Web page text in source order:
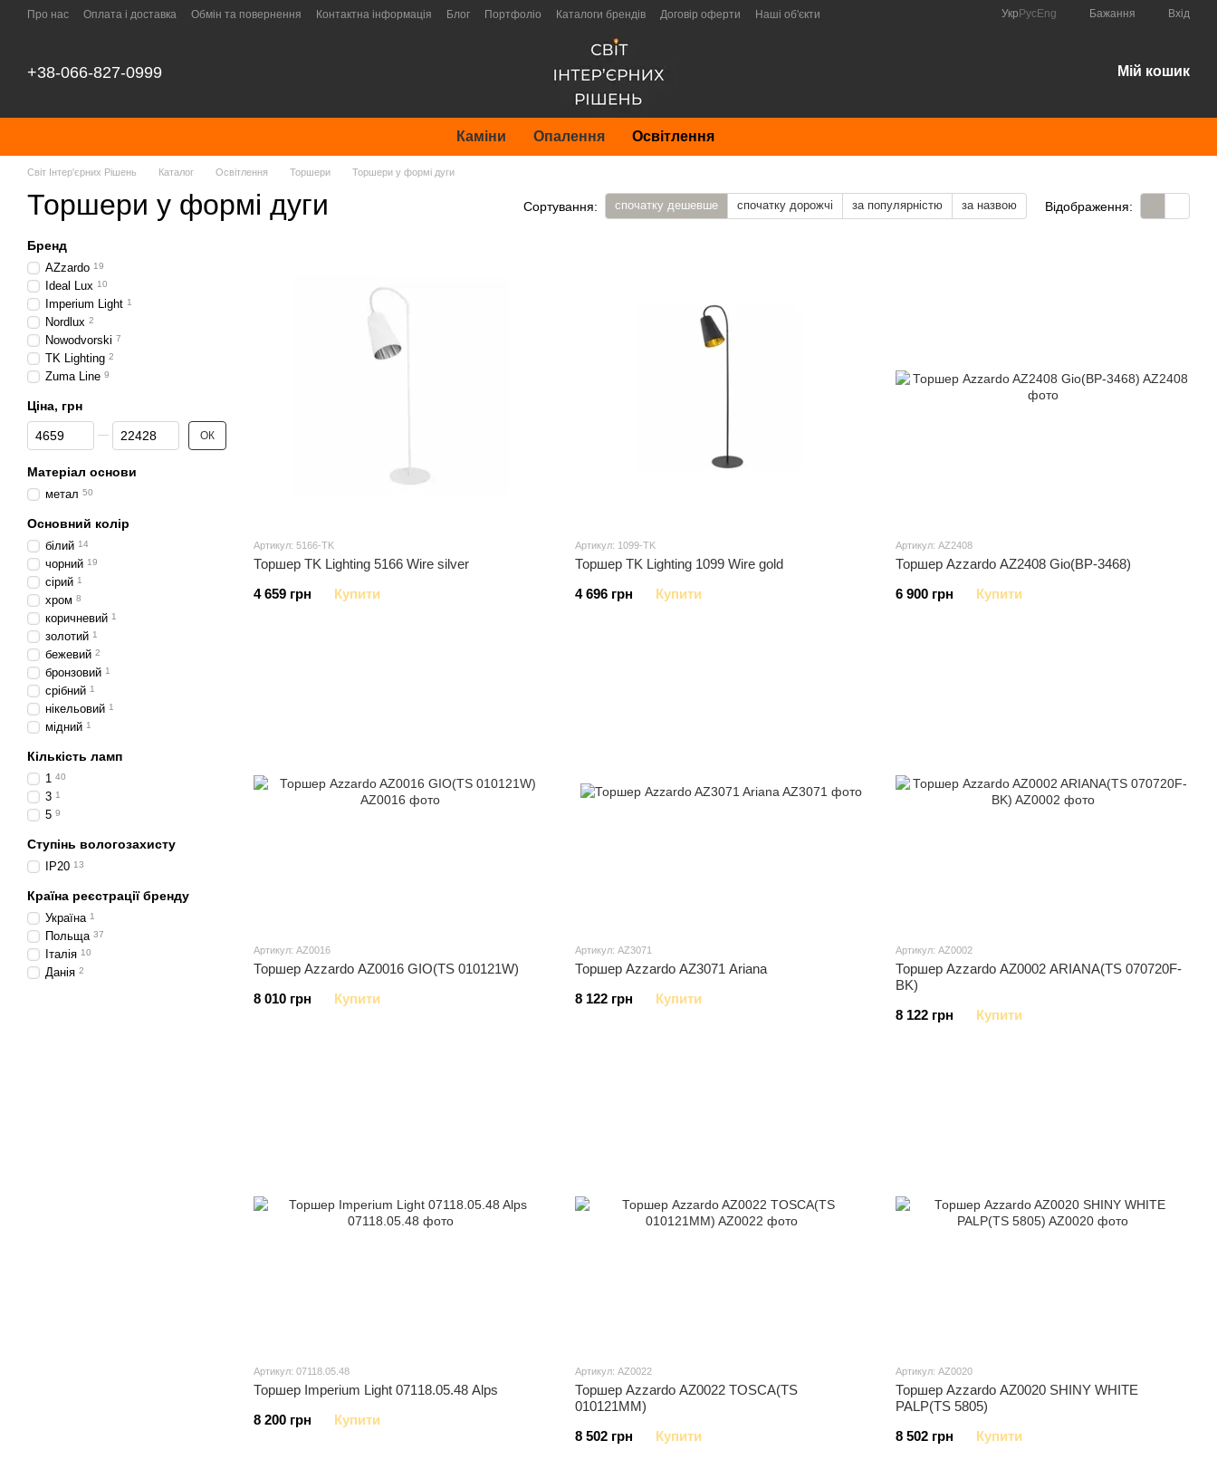
Перейти до основного контенту
Про нас Оплата і доставка Обмін та повернення Контактна інформація Блог Портфоліо Каталоги брендів Договір оферти Наші об'єкти Укр РусEng Бажання Вхід
+38-066-827-0999 Мій кошик
Каміни Опалення Освітлення
Світ Інтер'єрних Рішень Каталог Освітлення Торшери Торшери у формі дуги
Торшери у формі дуги Сортування: спочатку дешевше спочатку дорожчі за популярністю за назвою Відображення:
Артикул: 5166-TK
Торшер TK Lighting 5166 Wire silver
4 659 грн
Купити
Артикул: 1099-TK
Торшер TK Lighting 1099 Wire gold
4 696 грн
Купити
Артикул: AZ2408
Торшер Azzardo AZ2408 Gio(BP-3468)
6 900 грн
Купити
Артикул: AZ0016
Торшер Azzardo AZ0016 GIO(TS 010121W)
8 010 грн
Купити
Артикул: AZ3071
Торшер Azzardo AZ3071 Ariana
8 122 грн
Купити
Артикул: AZ0002
Торшер Azzardo AZ0002 ARIANA(TS 070720F-
BK)
8 122 грн
Купити
Артикул: 07118.05.48
Торшер Imperium Light 07118.05.48 Alps
8 200 грн
Купити
Артикул: AZ0022
Торшер Azzardo AZ0022 TOSCA(TS
010121MM)
8 502 грн
Купити
Артикул: AZ0020
Торшер Azzardo AZ0020 SHINY WHITE
PALP(TS 5805)
8 502 грн
Купити
Бренд
AZzardo 19
Ideal Lux 10
Imperium Light 1
Nordlux 2
Nowodvorski 7
TK Lighting 2
Zuma Line 9
Ціна, грн
Від Ціна, грн
До Ціна, грн ОК
Матеріал основи
метал 50
Основний колір
білий 14
чорний 19
сірий 1
хром 8
коричневий 1
золотий 1
бежевий 2
бронзовий 1
срібний 1
нікельовий 1
мідний 1
Кількість ламп
1 40
3 1
5 9
Ступінь вологозахисту
IP20 13
Країна реєстрації бренду
Україна 1
Польща 37
Італія 10
Данія 2